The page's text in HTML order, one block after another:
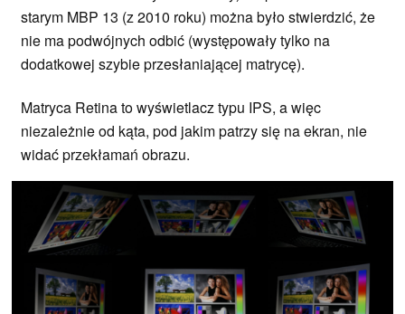
starym MBP 13 (z 2010 roku) można było stwierdzić, że
nie ma podwójnych odbić (występowały tylko na
dodatkowej szybie przesłaniającej matrycę).
Matryca Retina to wyświetlacz typu IPS, a więc
niezależnie od kąta, pod jakim patrzy się na ekran, nie
widać przekłamań obrazu.